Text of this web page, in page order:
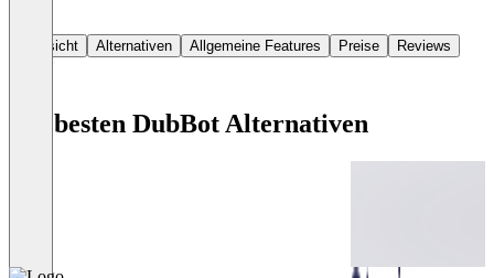
Übersicht Alternativen Allgemeine Features Preise Reviews
Die besten DubBot Alternativen